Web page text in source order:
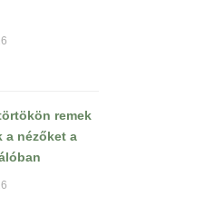
remek
a nézőket a